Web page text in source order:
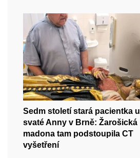
Sedm století stará pacientka u
svaté Anny v Brně: Žarošická
madona tam podstoupila CT
vyšetření